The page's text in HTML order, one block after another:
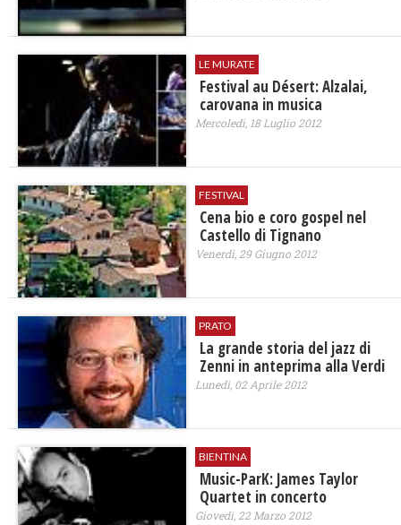
LE MURATE
Festival au Désert: Alzalai,
carovana in musica
Mercoledì, 18 Luglio 2012
FESTIVAL
Cena bio e coro gospel nel
Castello di Tignano
Venerdì, 29 Giugno 2012
PRATO
La grande storia del jazz di
Zenni in anteprima alla Verdi
Lunedì, 02 Aprile 2012
BIENTINA
Music-ParK: James Taylor
Quartet in concerto
Giovedì, 22 Marzo 2012